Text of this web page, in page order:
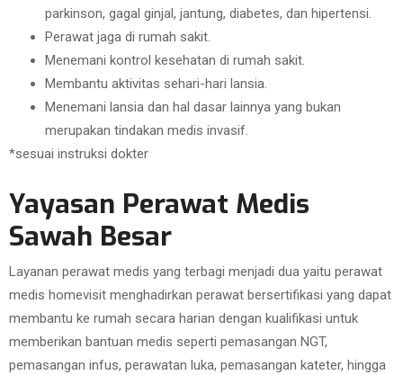
parkinson, gagal ginjal, jantung, diabetes, dan hipertensi.
Perawat jaga di rumah sakit.
Menemani kontrol kesehatan di rumah sakit.
Membantu aktivitas sehari-hari lansia.
Menemani lansia dan hal dasar lainnya yang bukan
merupakan tindakan medis invasif.
*sesuai instruksi dokter
Yayasan Perawat Medis
Sawah Besar
Layanan perawat medis yang terbagi menjadi dua yaitu perawat
medis homevisit menghadirkan perawat bersertifikasi yang dapat
membantu ke rumah secara harian dengan kualifikasi untuk
memberikan bantuan medis seperti pemasangan NGT,
pemasangan infus, perawatan luka, pemasangan kateter, hingga